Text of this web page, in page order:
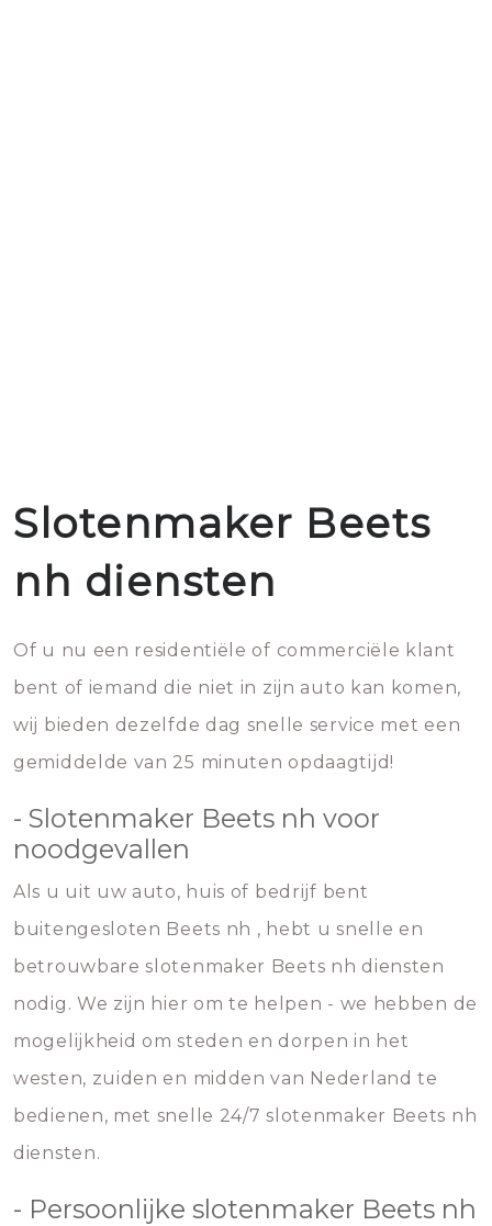
Slotenmaker Beets
nh diensten
Of u nu een residentiële of commerciële klant
bent of iemand die niet in zijn auto kan komen,
wij bieden dezelfde dag snelle service met een
gemiddelde van 25 minuten opdaagtijd!
- Slotenmaker Beets nh voor
noodgevallen
Als u uit uw auto, huis of bedrijf bent
buitengesloten Beets nh , hebt u snelle en
betrouwbare slotenmaker Beets nh diensten
nodig. We zijn hier om te helpen - we hebben de
mogelijkheid om steden en dorpen in het
westen, zuiden en midden van Nederland te
bedienen, met snelle 24/7 slotenmaker Beets nh
diensten.
- Persoonlijke slotenmaker Beets nh